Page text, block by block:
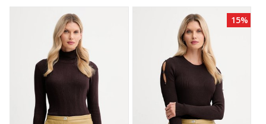
15%